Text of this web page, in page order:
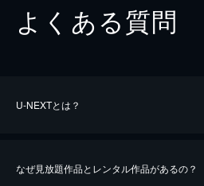
よくある質問
U-NEXTとは？
なぜ見放題作品とレンタル作品があるの？